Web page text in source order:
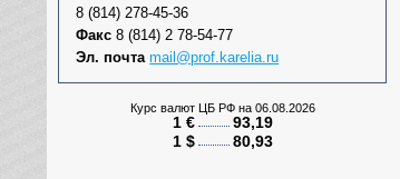
8 (814) 278-45-36
Факс 8 (814) 2 78-54-77
Эл. почта mail@prof.karelia.ru
Курс валют ЦБ РФ на 06.08.2026
1 €
93,19
1 $
80,93